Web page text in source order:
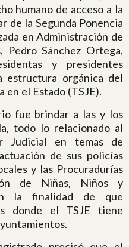
humano de acceso a la
de la Segunda Ponencia
en Administración de
Pedro Sánchez Ortega,
y presidentes
estructura orgánica del
en el Estado (TSJE).
fue brindar a las y los
todo lo relacionado al
Judicial en temas de
de sus policías
y las Procuradurías
de Niñas, Niños y
la finalidad de que
donde el TSJE tiene